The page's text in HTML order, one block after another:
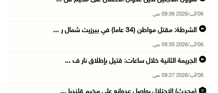
06/آب/2026 09:36 ص
الشرطة: مقتل مواطن (34 عاما) في بيرزيت شمال ر ...
06/آب/2026 09:35 ص
الجريمة الثانية خلال ساعات: قتيل بإطلاق نار ف ...
06/آب/2026 09:27 ص